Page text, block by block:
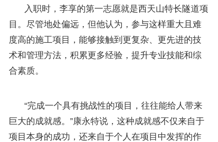
入职时，李享的第一志愿就是西天山特长隧道项
目。尽管地处偏远，但他认为，参与这样重大且难
度高的施工项目，能够接触到更复杂、更先进的技
术和管理方法，积累更多经验，提升专业技能和综
合素质。
“完成一个具有挑战性的项目，往往能给人带来
巨大的成就感。”康永特说，这种成就感不仅来自于
项目本身的成功，还来自于个人在项目中发挥的作